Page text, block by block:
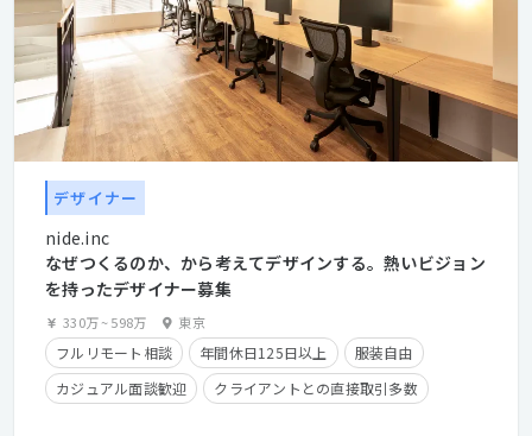
デザイナー
nide.inc
なぜつくるのか、から考えてデザインする。熱いビジョン
を持ったデザイナー募集
330万~598万 東京
フルリモート相談 年間休日125日以上
服装自由
カジュアル面談歓迎
クライアントとの直接取引多数